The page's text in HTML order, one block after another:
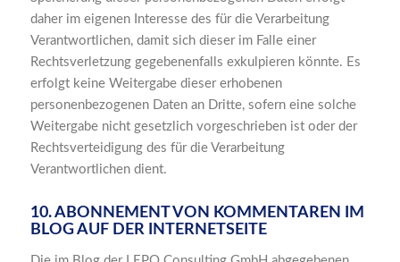
daher im eigenen Interesse des für die Verarbeitung
Verantwortlichen, damit sich dieser im Falle einer
Rechtsverletzung gegebenenfalls exkulpieren könnte. Es
erfolgt keine Weitergabe dieser erhobenen
personenbezogenen Daten an Dritte, sofern eine solche
Weitergabe nicht gesetzlich vorgeschrieben ist oder der
Rechtsverteidigung des für die Verarbeitung
Verantwortlichen dient.
10. ABONNEMENT VON KOMMENTAREN IM
BLOG AUF DER INTERNETSEITE